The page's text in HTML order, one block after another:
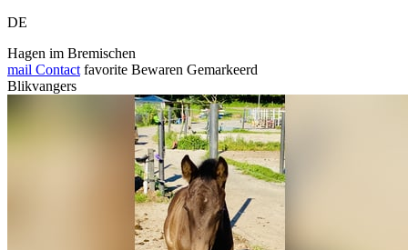
DE
Hagen im Bremischen
mail Contact favorite Bewaren Gemarkeerd
Blikvangers